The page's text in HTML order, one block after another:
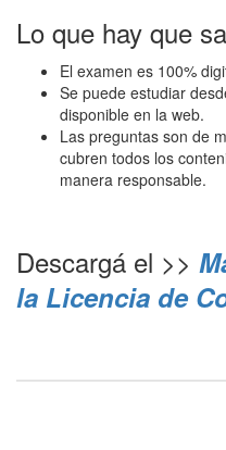
Lo que hay que
El examen es 100%
Se puede estudiar
disponible en la web.
Las preguntas son de
cubren todos los
manera responsable.
Descargá el >>
la Licencia de